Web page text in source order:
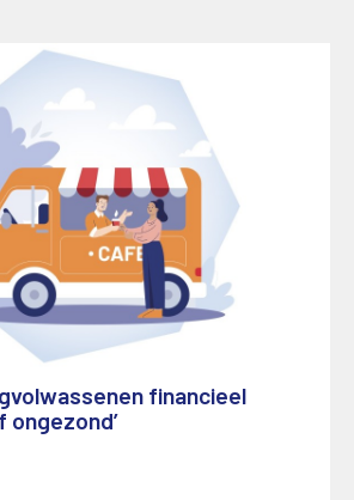
financieel